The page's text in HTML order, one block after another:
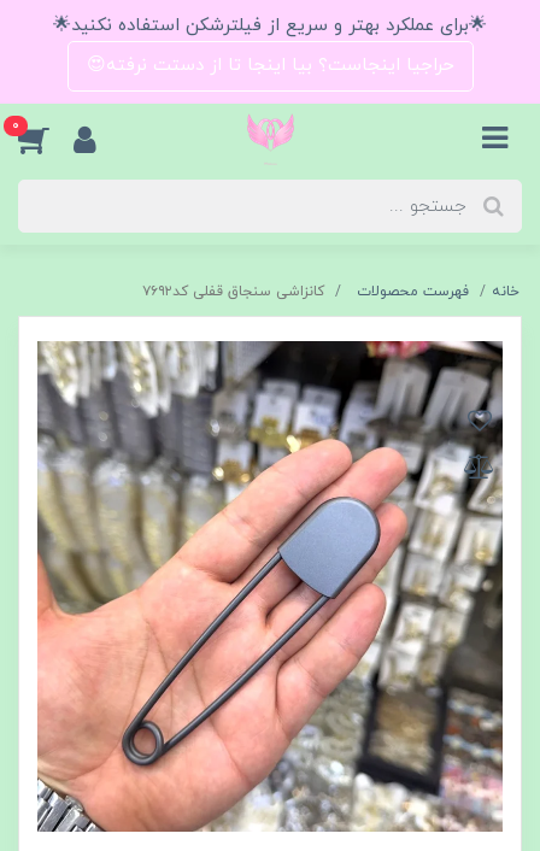
🌟برای عملکرد بهتر و سریع از فیلترشکن استفاده نکنید🌟
حراجیا اینجاست؟ بیا اینجا تا از دستت نرفته😍
0
خانه فهرست محصولات کانزاشی سنجاق قفلی کد۷۶۹۲